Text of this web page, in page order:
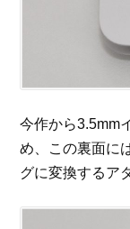
今作から3.5mm
め、この裏面に
グに変換するア